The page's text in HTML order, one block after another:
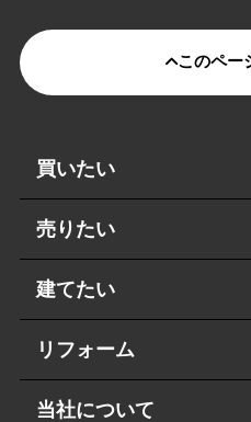
このペー
買いたい
売りたい
建てたい
リフォーム
当社について